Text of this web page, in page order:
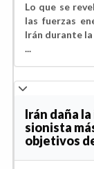
Lo que se
las fuerzas
Irán durante
...
Irán daña
sionista
objetivos